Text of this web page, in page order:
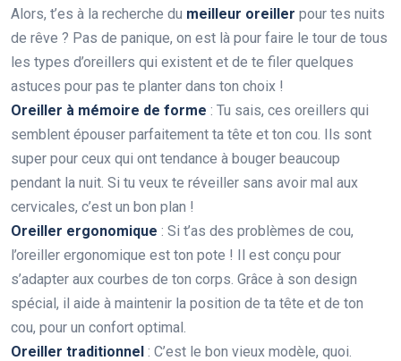
Alors, t’es à la recherche du meilleur oreiller pour tes nuits
de rêve ? Pas de panique, on est là pour faire le tour de tous
les types d’oreillers qui existent et de te filer quelques
astuces pour pas te planter dans ton choix !
Oreiller à mémoire de forme : Tu sais, ces oreillers qui
semblent épouser parfaitement ta tête et ton cou. Ils sont
super pour ceux qui ont tendance à bouger beaucoup
pendant la nuit. Si tu veux te réveiller sans avoir mal aux
cervicales, c’est un bon plan !
Oreiller ergonomique : Si t’as des problèmes de cou,
l’oreiller ergonomique est ton pote ! Il est conçu pour
s’adapter aux courbes de ton corps. Grâce à son design
spécial, il aide à maintenir la position de ta tête et de ton
cou, pour un confort optimal.
Oreiller traditionnel : C’est le bon vieux modèle, quoi.